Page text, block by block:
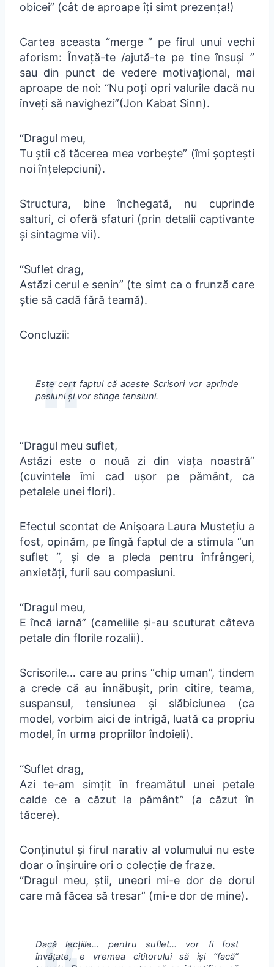
obicei” (cât de aproape îți simt prezența!)
Cartea aceasta “merge ” pe firul unui vechi
aforism: Învață-te /ajută-te pe tine însuși ”
sau din punct de vedere motivațional, mai
aproape de noi: “Nu poți opri valurile dacă nu
înveți să navighezi”(Jon Kabat Sinn).
“Dragul meu,
Tu știi că tăcerea mea vorbește” (îmi șoptești
noi înțelepciuni).
Structura, bine închegată, nu cuprinde
salturi, ci oferă sfaturi (prin detalii captivante
și sintagme vii).
“Suflet drag,
Astăzi cerul e senin” (te simt ca o frunză care
știe să cadă fără teamă).
Concluzii:
Este cert faptul că aceste Scrisori vor aprinde
pasiuni și vor stinge tensiuni.
“Dragul meu suflet,
Astăzi este o nouă zi din viața noastră”
(cuvintele îmi cad ușor pe pământ, ca
petalele unei flori).
Efectul scontat de Anișoara Laura Mustețiu a
fost, opinăm, pe lîngă faptul de a stimula “un
suflet “, și de a pleda pentru înfrângeri,
anxietăți, furii sau compasiuni.
“Dragul meu,
E încă iarnă” (cameliile și-au scuturat câteva
petale din florile rozalii).
Scrisorile… care au prins “chip uman”, tindem
a crede că au înnăbușit, prin citire, teama,
suspansul, tensiunea și slăbiciunea (ca
model, vorbim aici de intrigă, luată ca propriu
model, în urma propriilor îndoieli).
“Suflet drag,
Azi te-am simțit în freamătul unei petale
calde ce a căzut la pământ” (a căzut în
tăcere).
Conținutul și firul narativ al volumului nu este
doar o înșiruire ori o colecție de fraze.
“Dragul meu, știi, uneori mi-e dor de dorul
care mă făcea să tresar” (mi-e dor de mine).
Dacă lecțiile… pentru suflet… vor fi fost
învățate, e vremea cititorului să își “facă”